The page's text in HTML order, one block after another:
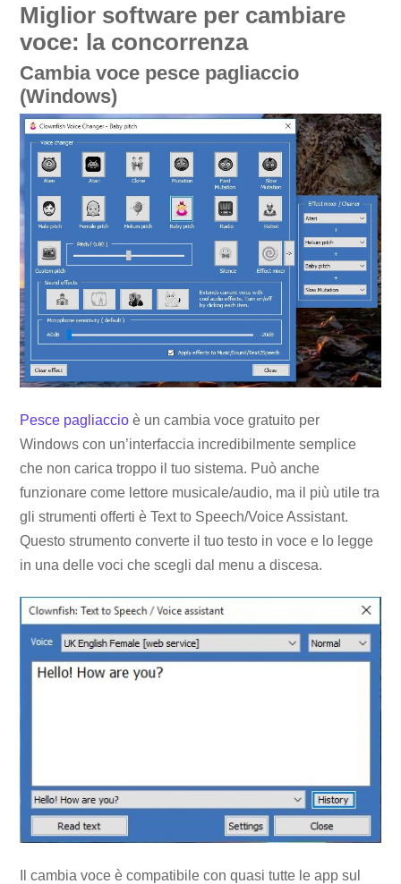
Miglior software per cambiare
voce: la concorrenza
Cambia voce pesce pagliaccio
(Windows)
Pesce pagliaccio è un cambia voce gratuito per
Windows con un’interfaccia incredibilmente semplice
che non carica troppo il tuo sistema. Può anche
funzionare come lettore musicale/audio, ma il più utile tra
gli strumenti offerti è Text to Speech/Voice Assistant.
Questo strumento converte il tuo testo in voce e lo legge
in una delle voci che scegli dal menu a discesa.
Il cambia voce è compatibile con quasi tutte le app sul